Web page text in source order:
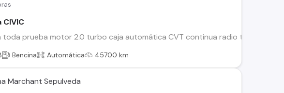
CIVIC
toda prueba motor 2.0 turbo caja automática CVT continua radio touch car
Bencina Automática 45700 km
Marchant Sepulveda